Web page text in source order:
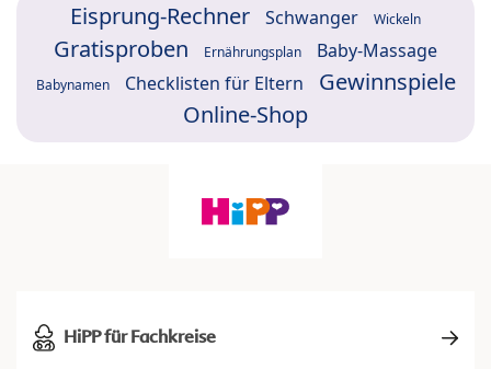
Eisprung-Rechner Schwanger Wickeln
Gratisproben Ernährungsplan Baby-Massage
Babynamen Checklisten für Eltern
Gewinnspiele
Online-Shop
HiPP für Fachkreise